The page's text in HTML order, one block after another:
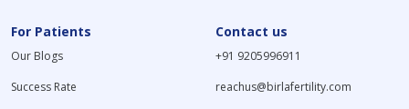
For Patients
Our Blogs
Success Rate
Contact us
+91 9205996911
reachus@birlafertility.com